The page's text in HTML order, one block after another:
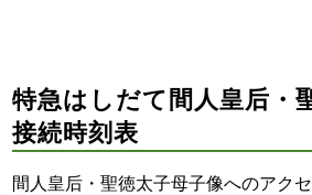
特急はしだて間人皇后・
接続時刻表
間人皇后・聖徳太子母子像へのアク